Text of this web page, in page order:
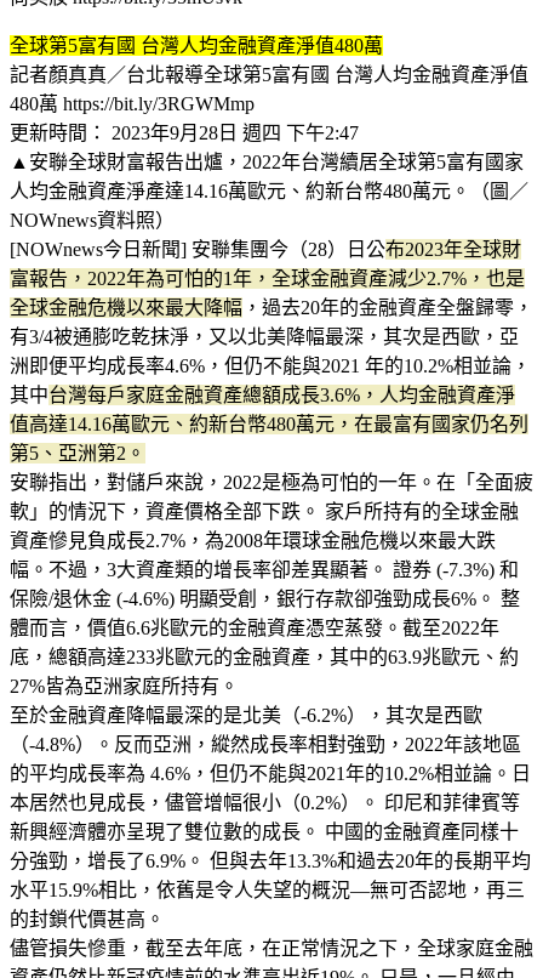
全球第5富有國 台灣人均金融資產淨值480萬
記者顏真真／台北報導全球第5富有國 台灣人均金融資產淨值
480萬 https://bit.ly/3RGWMmp
更新時間： 2023年9月28日 週四 下午2:47
▲安聯全球財富報告出爐，2022年台灣續居全球第5富有國家
人均金融資產淨產達14.16萬歐元、約新台幣480萬元。（圖／
NOWnews資料照）
[NOWnews今日新聞] 安聯集團今（28）日公布2023年全球財
富報告，2022年為可怕的1年，全球金融資產減少2.7%，也是
全球金融危機以來最大降幅 ，過去20年的金融資產全盤歸零，
有3/4被通膨吃乾抹淨，又以北美降幅最深，其次是西歐，亞
洲即便平均成長率4.6%，但仍不能與2021 年的10.2%相並論，
其中台灣每戶家庭金融資產總額成長3.6%，人均金融資產淨
值高達14.16萬歐元、約新台幣480萬元，在最富有國家仍名列
第5、亞洲第2。
安聯指出，對儲戶來說，2022是極為可怕的一年。在「全面疲
軟」的情況下，資產價格全部下跌。 家戶所持有的全球金融
資產慘見負成長2.7%，為2008年環球金融危機以來最大跌
幅。不過，3大資產類的增長率卻差異顯著。 證券 (-7.3%) 和
保險/退休金 (-4.6%) 明顯受創，銀行存款卻強勁成長6%。 整
體而言，價值6.6兆歐元的金融資產憑空蒸發。截至2022年
底，總額高達233兆歐元的金融資產，其中的63.9兆歐元、約
27%皆為亞洲家庭所持有。
至於金融資產降幅最深的是北美（-6.2%），其次是西歐
（-4.8%）。反而亞洲，縱然成長率相對強勁，2022年該地區
的平均成長率為 4.6%，但仍不能與2021年的10.2%相並論。日
本居然也見成長，儘管增幅很小（0.2%）。 印尼和菲律賓等
新興經濟體亦呈現了雙位數的成長。 中國的金融資產同樣十
分強勁，增長了6.9%。 但與去年13.3%和過去20年的長期平均
水平15.9%相比，依舊是令人失望的概況—無可否認地，再三
的封鎖代價甚高。
儘管損失慘重，截至去年底，在正常情況之下，全球家庭金融